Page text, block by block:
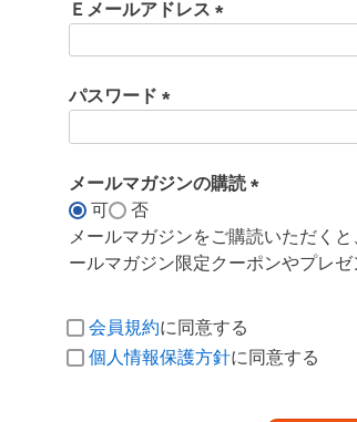
須
Ｅメールアドレス
パスワード
須
メールマガジンの購読
必
須
可
否
メールマガジンをご購読いただく
ールマガジン限定クーポンやプレ
会員規約に同意する
個人情報保護方針に同意する